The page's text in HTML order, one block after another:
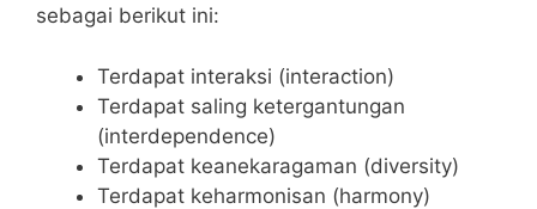
sebagai berikut ini:
Terdapat interaksi (interaction)
Terdapat saling ketergantungan
(interdependence)
Terdapat keanekaragaman (diversity)
Terdapat keharmonisan (harmony)